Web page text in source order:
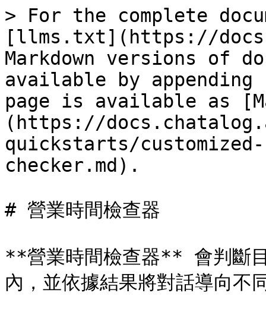
> For the complete
[llms.txt](https://
Markdown versions of
available by
page is available as
(https://
quickstarts/
checker.md).
# 營業時間檢查器
**營業時間檢查器** 會判斷
內，並依據結果將對話導向不